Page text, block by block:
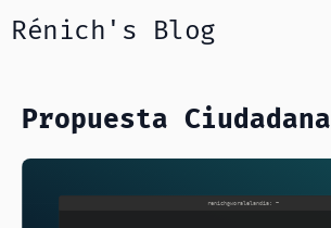
Rénich's Blog
Propuesta Ciudadana